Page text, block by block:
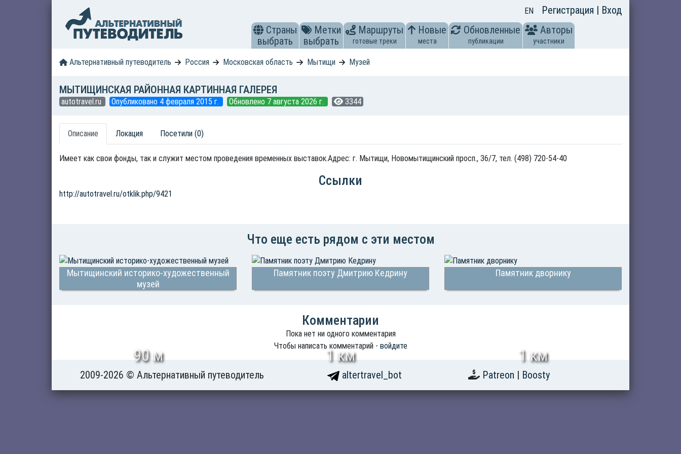
EN Регистрация | Вход
Страны
выбрать
Метки
выбрать
Маршруты
готовые треки
Новые
места
Обновленные
публикации
Авторы
участники
Альтернативный путеводитель Россия Московская область Мытищи Музей
МЫТИЩИНСКАЯ РАЙОННАЯ КАРТИННАЯ ГАЛЕРЕЯ
autotravel.ru Опубликовано 4 февраля 2015 г. Обновлено 7 августа 2026 г. 3344
Описание Локация Посетили (0)
Имеет как свои фонды, так и служит местом проведения временных выставок.Адрес: г. Мытищи, Новомытищинский просп., 36/7, тел. (498) 720-54-40
Ссылки
http://autotravel.ru/otklik.php/9421
Что еще есть рядом с эти местом
Мытищинский историко-художественный
музей
90 м
Памятник поэту Дмитрию Кедрину
1 км
Памятник дворнику
1 км
Комментарии
Пока нет ни одного комментария
Чтобы написать комментарий - войдите
2009-2026 © Альтернативный путеводитель altertravel_bot Patreon | Boosty